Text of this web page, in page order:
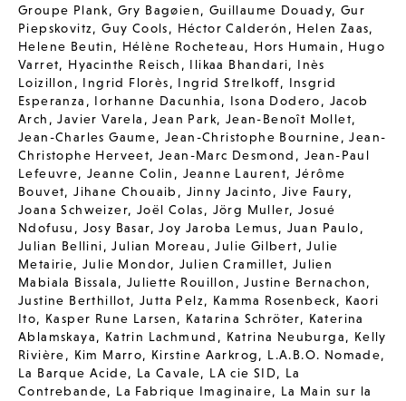
Groupe Plank, Gry Bagøien, Guillaume Douady,Gur
Piepskovitz,Guy Cools, Héctor Calderón , Helen Zaas,
Helene Beutin, Hélène Rocheteau, Hors Humain , Hugo
Varret, Hyacinthe Reisch , Ilikaa Bhandari, Inès
Loizillon , Ingrid Florès, Ingrid Strelkoff, Insgrid
Esperanza , Iorhanne Dacunhia, Isona Dodero, Jacob
Arch ,Javier Varela ,Jean Park, Jean-Benoît Mollet,
Jean-Charles Gaume,Jean-Christophe Bournine,Jean-
Christophe Herveet,Jean-Marc Desmond , Jean-Paul
Lefeuvre,Jeanne Colin , Jeanne Laurent,Jérôme
Bouvet,Jihane Chouaib , Jinny Jacinto, Jive Faury,
Joana Schweizer, Joël Colas, Jörg Muller, Josué
Ndofusu , Josy Basar,Joy Jaroba Lemus, Juan Paulo,
Julian Bellini,Julian Moreau ,Julie Gilbert,Julie
Metairie,Julie Mondor, Julien Cramillet, Julien
Mabiala Bissala, Juliette Rouillon ,Justine Bernachon,
Justine Berthillot,Jutta Pelz, Kamma Rosenbeck, Kaori
Ito, Kasper Rune Larsen, Katarina Schröter, Katerina
Ablamskaya, Katrin Lachmund , Katrina Neuburga, Kelly
Rivière, Kim Marro, Kirstine Aarkrog, L.A.B.O. Nomade,
La Barque Acide, La Cavale, LA cie SID, La
Contrebande, La Fabrique Imaginaire, La Main sur la